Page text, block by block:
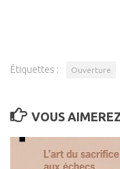
Étiquettes : Ouverture
VOUS